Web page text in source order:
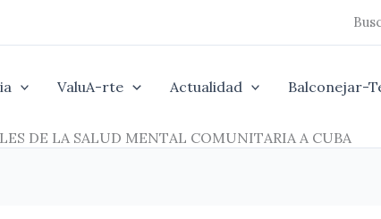
ValuA-rte Actualidad Balconejar-
DE LA SALUD MENTAL COMUNITARIA A CUBA